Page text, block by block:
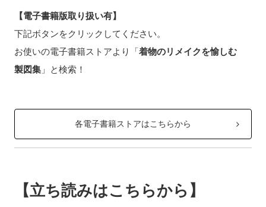
【電子書籍版取り扱い有】
下記ボタンをクリックしてください。
お使いの電子書籍ストアより「着物のリメイクを愉しむ
製図集」と検索！
各電子書籍ストアはこちらから
【立ち読みはこちらから】